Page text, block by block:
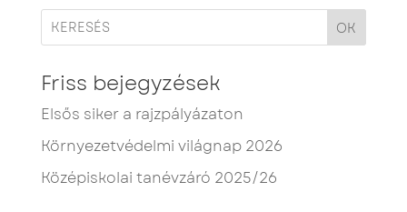
OK
Friss bejegyzések
Elsős siker a rajzpályázaton
Környezetvédelmi világnap 2026
Középiskolai tanévzáró 2025/26